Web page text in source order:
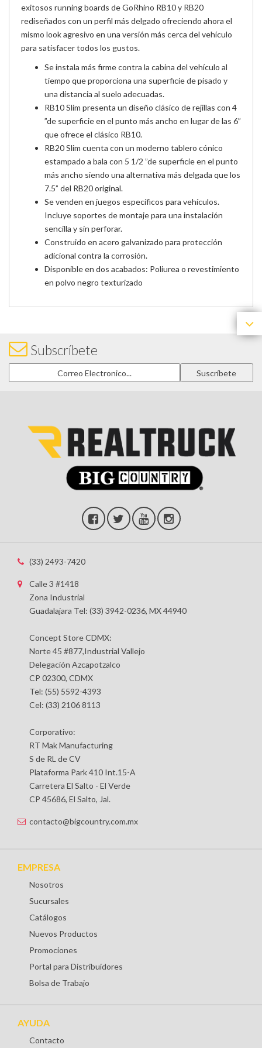
exitosos running boards de GoRhino RB10 y RB20
rediseñados con un perfil más delgado ofreciendo ahora el
mismo lookagresivo en una versión más cerca del vehículo
para satisfacer todos los gustos.
Se instala más firme contra la cabina del vehículo al
tiempo que proporciona una superficie de pisado y
una distancia al suelo adecuadas.
RB10 Slim presenta un diseño clásico de rejillas con 4
”de superficie en el punto más ancho en lugar de las 6”
que ofrece el clásico RB10.
RB20 Slim cuenta con un moderno tablero cónico
estampado a bala con 5 1/2 ”de superficie en el punto
más ancho siendo una alternativa más delgada que los
7.5” del RB20 original.
Se venden en juegos específicos para vehículos.
Incluye soportes de montaje para una instalación
sencilla y sin perforar.
Construido en acero galvanizado para protección
adicional contra la corrosión.
Disponible en dos acabados: Poliurea o revestimiento
en polvo negro texturizado
Subscríbete
(33) 2493-7420
Calle 3 #1418
Zona Industrial
Guadalajara Tel: (33) 3942-0236, MX 44940
Concept Store CDMX:
Norte 45 #877,Industrial Vallejo
Delegación Azcapotzalco
CP 02300, CDMX
Tel: (55) 5592-4393
Cel: (33) 2106 8113
Corporativo:
RT Mak Manufacturing
S de RL de CV
Plataforma Park 410 Int.15-A
Carretera El Salto - El Verde
CP 45686, El Salto, Jal.
contacto@bigcountry.com.mx
EMPRESA
Nosotros
Sucursales
Catálogos
Nuevos Productos
Promociones
Portal para Distribuidores
Bolsa de Trabajo
AYUDA
Contacto